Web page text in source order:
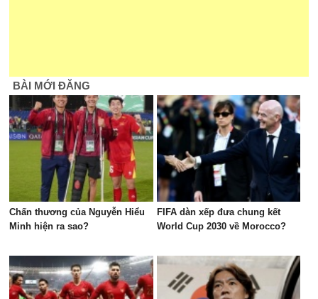
BÀI MỚI ĐĂNG
Chấn thương của Nguyễn Hiểu
Minh hiện ra sao?
FIFA dàn xếp đưa chung kết
World Cup 2030 về Morocco?